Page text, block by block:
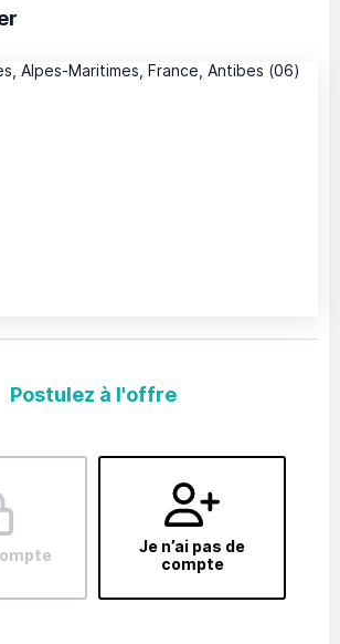
Postulez à l'offre
Je n’ai pas de
compte